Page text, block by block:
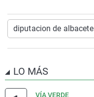
diputacion de albacete
LO MÁS
VÍA VERDE